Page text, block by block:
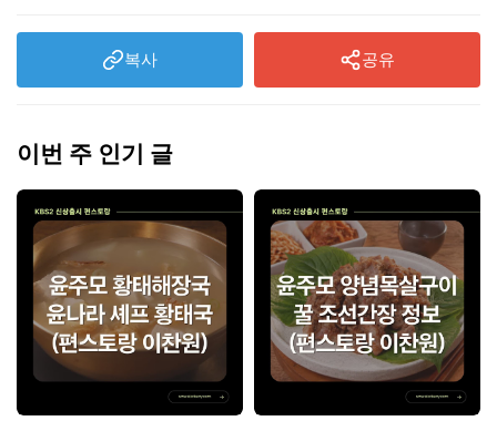
복사 공유
이번 주 인기 글